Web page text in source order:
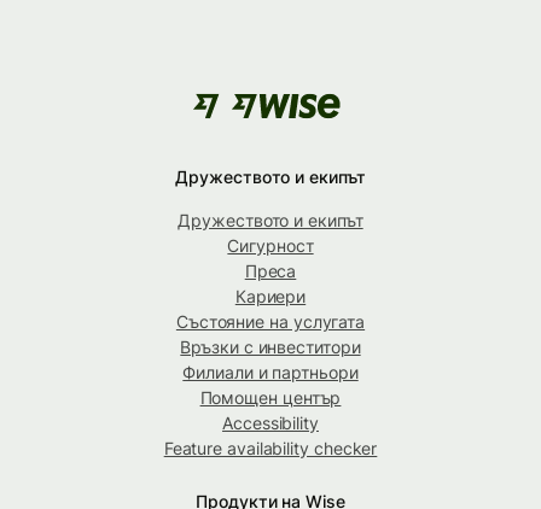
Дружеството и екипът
Дружеството и екипът
Сигурност
Преса
Кариери
Състояние на услугата
Връзки с инвеститори
Филиали и партньори
Помощен център
Accessibility
Feature availability checker
Продукти на Wise